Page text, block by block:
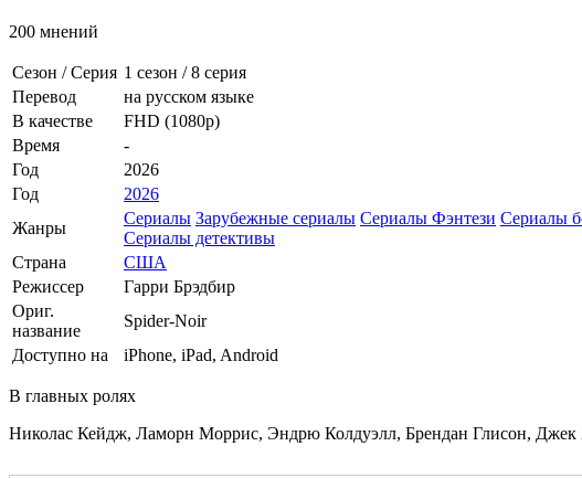
200 мнений
Сезон / Серия 1 сезон /8 серия
Перевод
на русском языке
В качестве
FHD (1080p)
Время
-
Год
2026
Год
2026
Жанры
Сериалы Зарубежные сериалы Сериалы Фэнтези Сериалы
Сериалы детективы
Страна
США
Режиссер
Гарри Брэдбир
Ориг.
название
Spider-Noir
Доступно на
iPhone, iPad, Android
В главных ролях
Николас Кейдж, Ламорн Моррис, Эндрю Колдуэлл, Брендан Глисон,